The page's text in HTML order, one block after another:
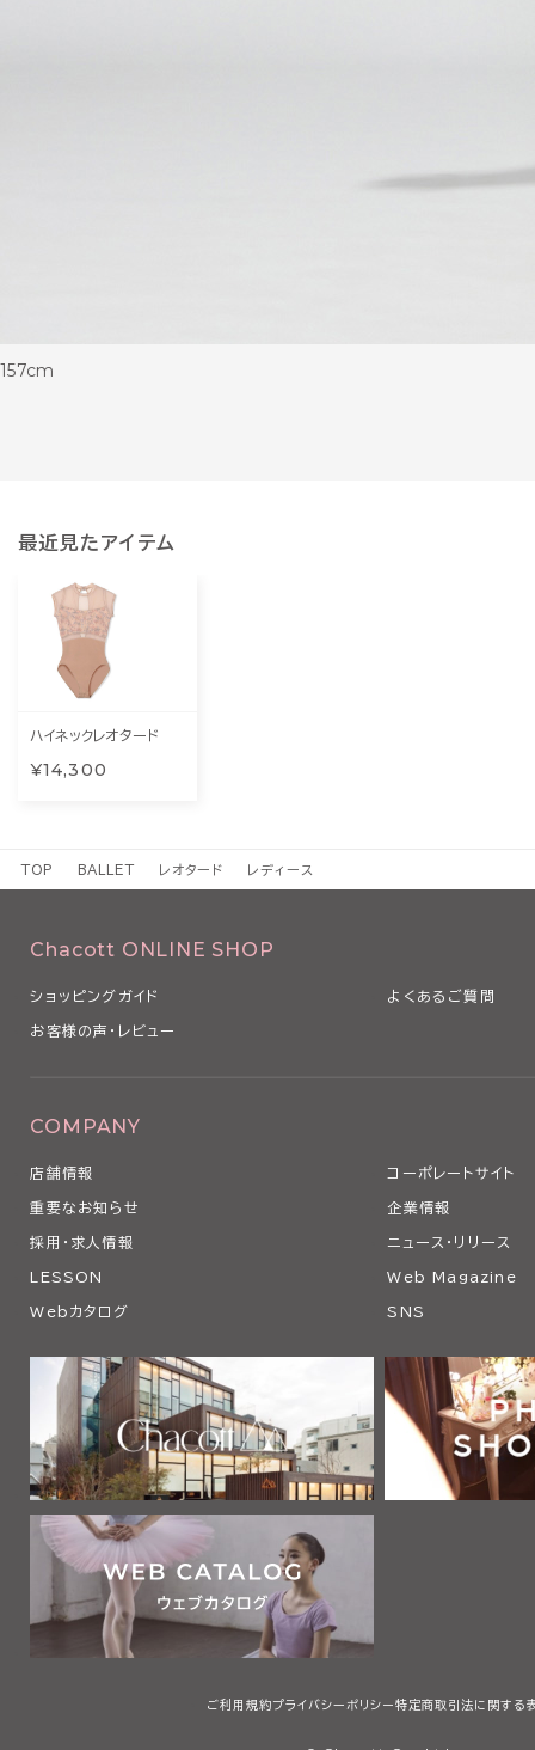
157cm
最近見たアイテム
ハイネックレオタード
¥14,300
TOP BALLET レオタード レディース
Chacott ONLINE SHOP
ショッピングガイド よくあるご質問
お客様の声・レビュー
COMPANY
店舗情報 コーポレートサイト
重要なお知らせ 企業情報
採用・求人情報 ニュース・リリース
LESSON Web Magazine
Webカタログ SNS
ご利用規約プライバシーポリシー 特定商取引法に関する